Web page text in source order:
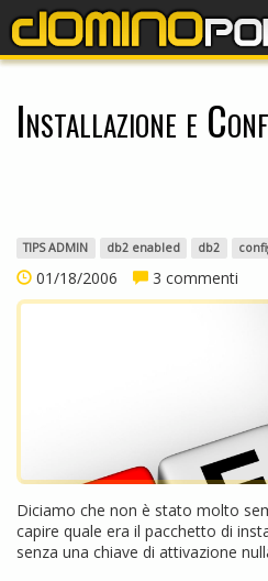
Installazione e
TIPS ADMIN db2 enabled db2
01/18/2006 3 commenti
Diciamo che non è stato molto
capire quale era il pacchetto di
senza una chiave di attivazione